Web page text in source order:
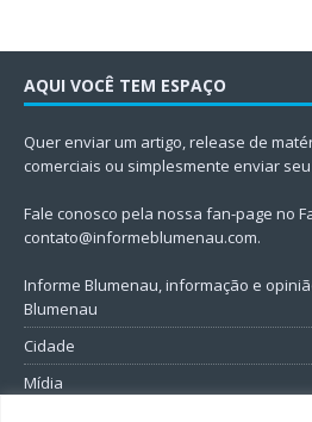
AQUI VOCÊ TEM ESPAÇO
Quer enviar um artigo, release de
comerciais ou simplesmente enviar
Fale conosco pela nossa fan-page no
contato@informeblumenau.com.
Informe Blumenau, informação e
Blumenau
Cidade
Mídia